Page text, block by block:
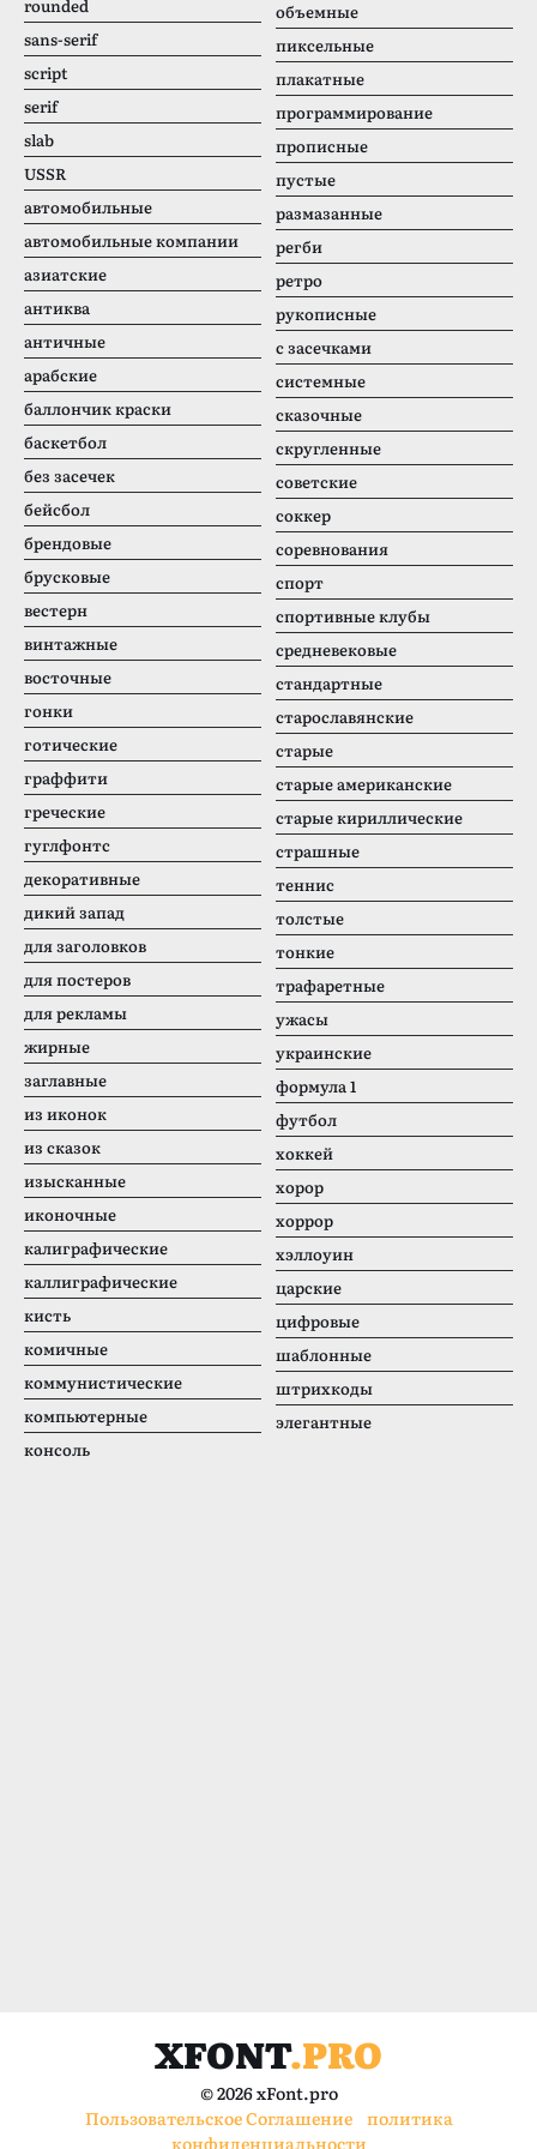
rounded
sans-serif
script
serif
slab
USSR
автомобильные
автомобильные компании
азиатские
антиква
античные
арабские
баллончик краски
баскетбол
без засечек
бейсбол
брендовые
брусковые
вестерн
винтажные
восточные
гонки
готические
граффити
греческие
гуглфонтс
декоративные
дикий запад
для заголовков
для постеров
для рекламы
жирные
заглавные
из иконок
из сказок
изысканные
иконочные
калиграфические
каллиграфические
кисть
комичные
коммунистические
компьютерные
консоль
объемные
пиксельные
плакатные
программирование
прописные
пустые
размазанные
регби
ретро
рукописные
с засечками
системные
сказочные
скругленные
советские
соккер
соревнования
спорт
спортивные клубы
средневековые
стандартные
старославянские
старые
старые американские
старые кириллические
страшные
теннис
толстые
тонкие
трафаретные
ужасы
украинские
формула 1
футбол
хоккей
хорор
хоррор
хэллоуин
царские
цифровые
шаблонные
штрихкоды
элегантные
XFONT.PRO
© 2026 xFont.pro
Пользовательское Соглашение
политика
конфиденциальности